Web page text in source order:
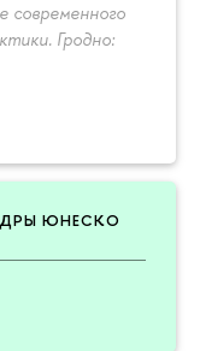
современного
Гродно:
ЮНЕСКО